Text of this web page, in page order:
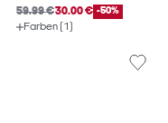
59.99 €30.00 € -50%
Farben (1)